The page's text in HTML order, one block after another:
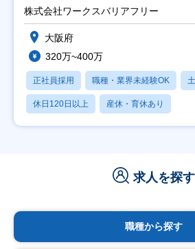
日祝】
株式会社ワークスバリアフリー
大阪府
320万~400万
正社員採用 職種・業界未経験OK
休日120日以上 産休・育休あり
求人を探す
職種から探す